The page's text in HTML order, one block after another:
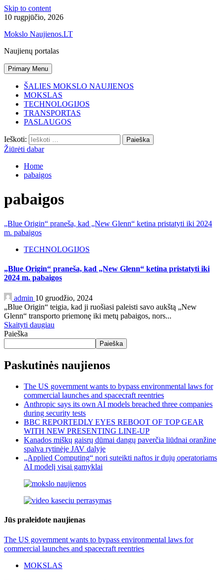
Skip to content
10 rugpjūčio, 2026
Mokslo Naujienos.LT
Naujienų portalas
Primary Menu
ŠALIES MOKSLO NAUJIENOS
MOKSLAS
TECHNOLOGIJOS
TRANSPORTAS
PASLAUGOS
Ieškoti:
Žiūrėti dabar
Home
pabaigos
pabaigos
„Blue Origin“ praneša, kad „New Glenn“ ketina pristatyti iki 2024
m. pabaigos
TECHNOLOGIJOS
„Blue Origin“ praneša, kad „New Glenn“ ketina pristatyti iki
2024 m. pabaigos
admin 10 gruodžio, 2024
„Blue Origin“ teigia, kad ji ruošiasi paleisti savo aukštą „New
Glenn“ transporto priemonę iki metų pabaigos, nors...
Skaityti daugiau
Paieška
Paieška
Paskutinės naujienos
The US government wants to bypass environmental laws for
commercial launches and spacecraft reentries
Anthropic says its own AI models breached three companies
during security tests
BBC REPORTEDLY EYES REBOOT OF TOP GEAR
WITH NEW PRESENTING LINE-UP
Kanados miškų gaisrų dūmai dangų paverčia liūdnai oranžine
spalva rytinėje JAV dalyje
„Applied Computing“ nori suteikti naftos ir dujų operatoriams
AI modelį visai gamyklai
Jūs praleidote naujienas
The US government wants to bypass environmental laws for
commercial launches and spacecraft reentries
MOKSLAS